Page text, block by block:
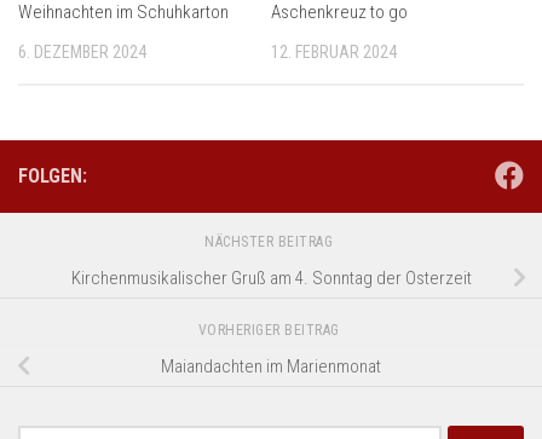
Weihnachten im Schuhkarton
6. DEZEMBER 2024
Aschenkreuz to go
12. FEBRUAR 2024
FOLGEN:
NÄCHSTER BEITRAG
Kirchenmusikalischer Gruß am 4. Sonntag der Osterzeit
VORHERIGER BEITRAG
Maiandachten im Marienmonat